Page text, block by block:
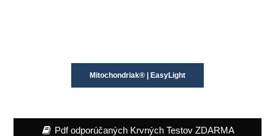
Mitochondriak® | EasyLight
Pdf odporúčaných Krvných Testov ZDARMA